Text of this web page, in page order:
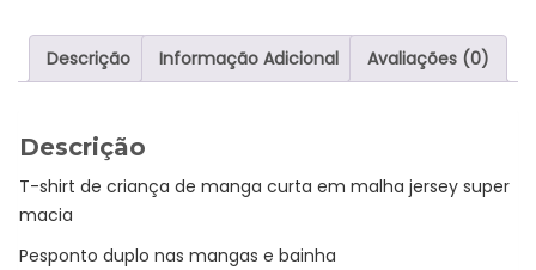
Descrição Informação Adicional Avaliações (0)
Descrição
T-shirt de criança de manga curta em malha jersey super
macia
Pesponto duplo nas mangas e bainha